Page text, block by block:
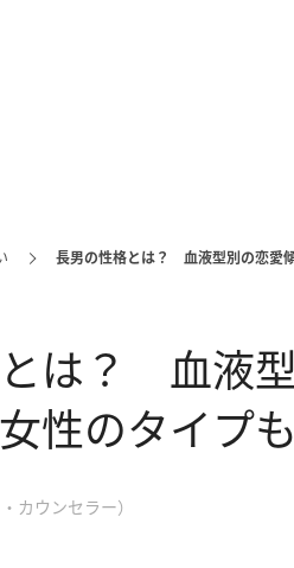
長男の性格とは？ 血液型別の恋愛
は？ 血液
性のタイプ
カウンセラー）